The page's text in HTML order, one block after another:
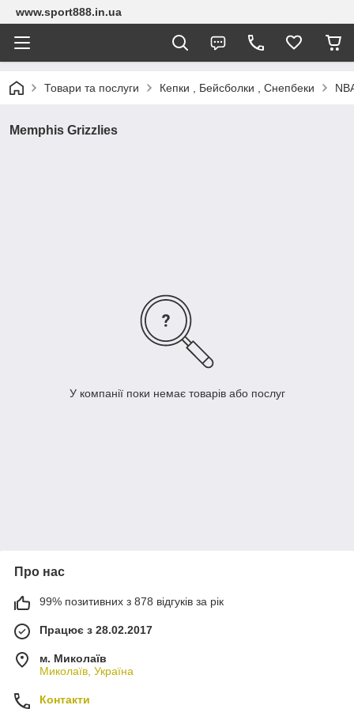
www.sport888.in.ua
Товари та послуги Кепки , Бейсболки , Снепбеки
Memphis Grizzlies
У компанії поки немає товарів або послуг
Про нас
99% позитивних з 878 відгуків за рік
Працює з 28.02.2017
м. Миколаїв
Миколаїв, Україна
Контакти